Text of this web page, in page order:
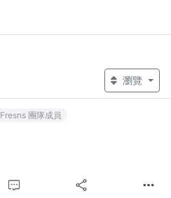
瀏覽
Fresns 團隊成員